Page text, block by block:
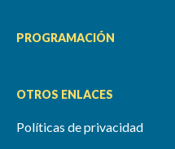
PROGRAMACIÓN
OTROS ENLACES
Políticas de privacidad